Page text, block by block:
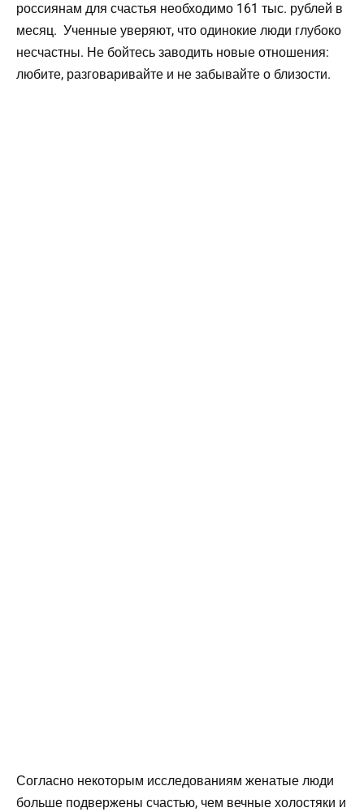
россиянам для счастья необходимо 161 тыс. рублей в
месяц. Ученные уверяют, что одинокие люди глубоко
несчастны. Не бойтесь заводить новые отношения:
любите, разговаривайте и не забывайте о близости.
Согласно некоторым исследованиям женатые люди
больше подвержены счастью, чем вечные холостяки и